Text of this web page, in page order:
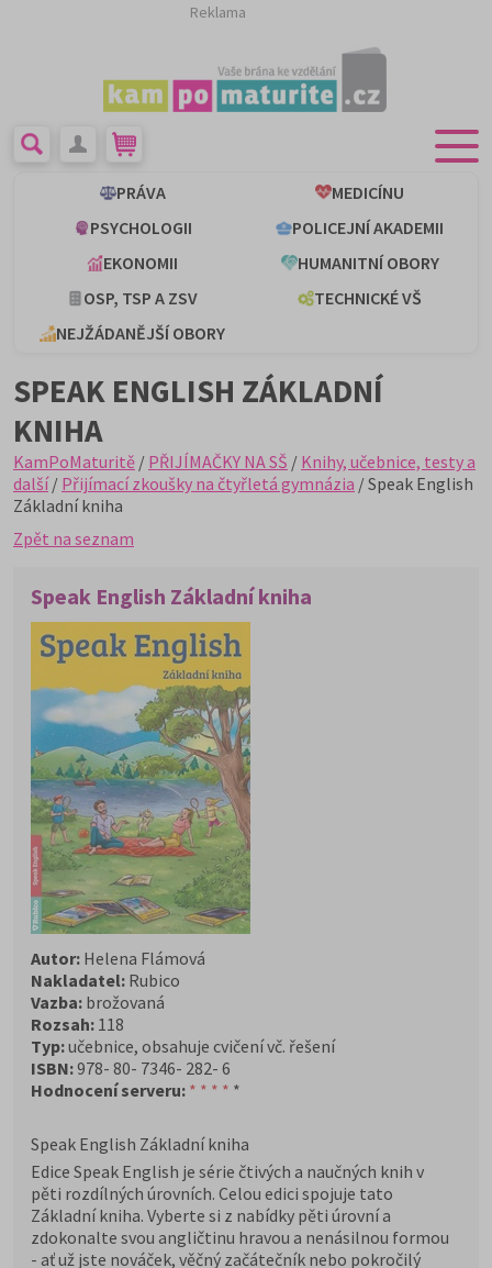
Reklama
PRÁVA
MEDICÍNU
PSYCHOLOGII
POLICEJNÍ AKADEMII
EKONOMII
HUMANITNÍ OBORY
OSP, TSP A ZSV
TECHNICKÉ VŠ
NEJŽÁDANĚJŠÍ OBORY
SPEAK ENGLISH ZÁKLADNÍ
KNIHA
KamPoMaturitě / PŘIJÍMAČKY NA SŠ / Knihy, učebnice, testy a
další/ Přijímací zkoušky na čtyřletá gymnázia / Speak English
Základní kniha
Zpět na seznam
Speak English Základní kniha
Autor: Helena Flámová
Nakladatel: Rubico
Vazba: brožovaná
Rozsah: 118
Typ:učebnice, obsahuje cvičení vč. řešení
ISBN:978- 80- 7346- 282- 6
Hodnocení serveru: * * * * *
Speak English Základní kniha
Edice Speak English je série čtivých a naučných knih v
pěti rozdílných úrovních. Celou edici spojuje tato
Základní kniha. Vyberte si z nabídky pěti úrovní a
zdokonalte svou angličtinu hravou a nenásilnou formou
- ať už jste nováček, věčný začátečník nebo pokročilý